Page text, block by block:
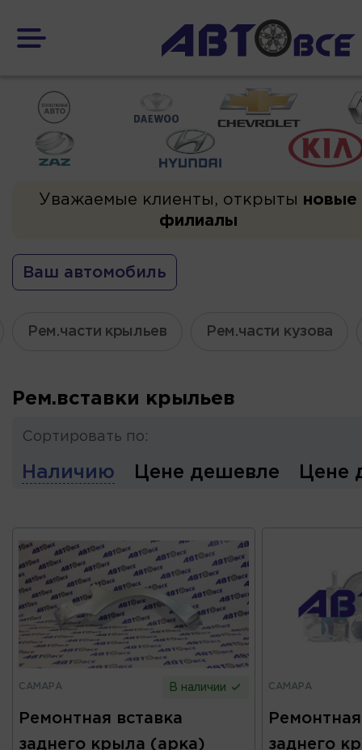
Уважаемые клиенты, открыты новые
филиалы
Ваш автомобиль
Рем.части крыльев Рем.части кузова
Рем.вставки крыльев
Сортировать по:
Наличию Цене дешевле Цене
САМАРА В наличии
Ремонтная вставка
заднего крыла (арка)
САМАРА
заднего